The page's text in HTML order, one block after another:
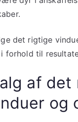
det rigtige
forhold til
af
og